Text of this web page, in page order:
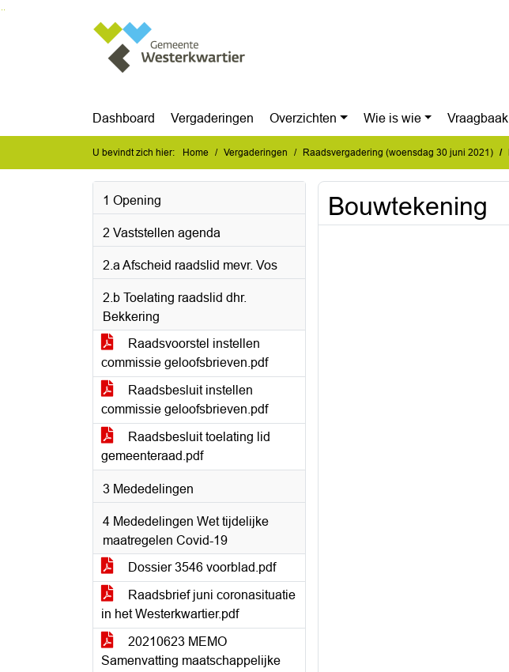
Dashboard Vergaderingen Overzichten Wie is wie Vraagbaak
U bevindt zich hier: Home Vergaderingen Raadsvergadering (woensdag 30 juni 2021)
1 Opening
2 Vaststellen agenda
2.a Afscheid raadslid mevr. Vos
2.b Toelating raadslid dhr.
Bekkering
Raadsvoorstel instellen
commissie geloofsbrieven.pdf
Raadsbesluit instellen
commissie geloofsbrieven.pdf
Raadsbesluit toelating lid
gemeenteraad.pdf
3 Mededelingen
4 Mededelingen Wet tijdelijke
maatregelen Covid-19
Dossier 3546 voorblad.pdf
Raadsbrief juni coronasituatie
in het Westerkwartier.pdf
20210623 MEMO
Samenvatting maatschappelijke
Bouwtekening